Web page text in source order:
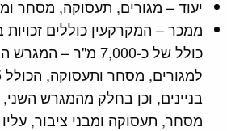
יעוד – מגורים, תעסוקה, מסחר
ממכר – המקרקעין כוללים
כולל של כ-7,000 מ"ר
בניינים, וכן בחלק מהמגרש